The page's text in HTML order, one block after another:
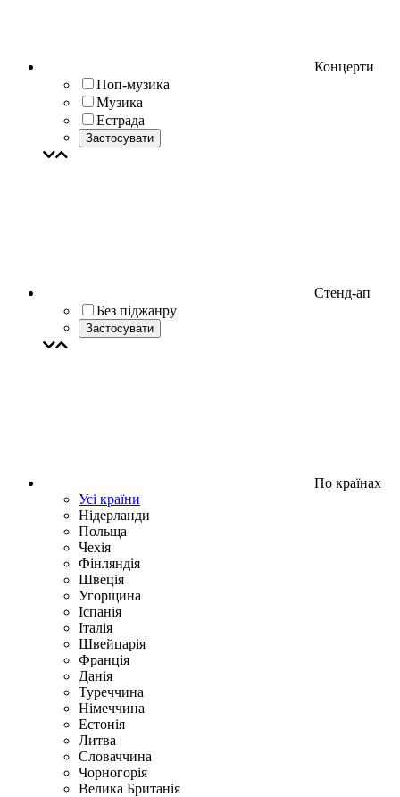
Концерти
Поп-музика
Музика
Естрада
Застосувати
Стенд-ап
Без піджанру
Застосувати
По країнах
Усі країни
Нідерланди
Польща
Чехія
Фінляндія
Швеція
Угорщина
Іспанія
Італія
Швейцарія
Франція
Данія
Туреччина
Німеччина
Естонія
Литва
Словаччина
Чорногорія
Велика Британія